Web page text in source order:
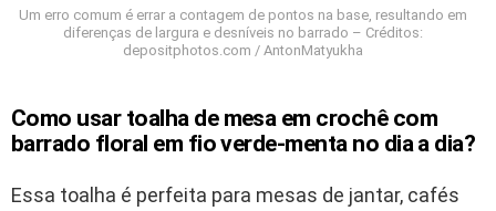
Um erro comum é errar a contagem de pontos na base, resultando em
diferenças de largura e desníveis no barrado – Créditos:
depositphotos.com / AntonMatyukha
Como usar toalha de mesa em crochê com
barrado floral em fio verde-menta no dia a dia?
Essa toalha é perfeita para mesas de jantar, cafés